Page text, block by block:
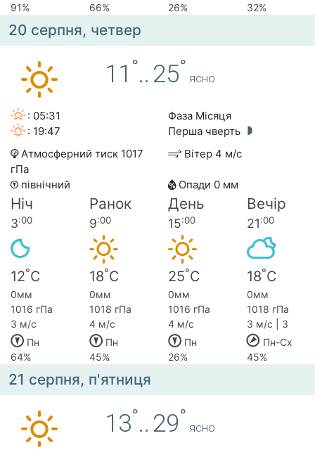
91%
66% 26% 32%
20 серпня, четвер
11 °.. 25°
ясно
: 05:31
: 19:47
Фаза Місяця
Перша чверть
Атмосферний тиск 1017
гПа
Вітер 4 м/с
північний Опади 0 мм
Ніч Ранок День Вечір
3:00 9:00 15:00 21:00
12°C 18°C 25°C 18°C
0мм 0мм 0мм
0мм
1016 гПа
1018 гПа 1016 гПа
1018 гПа
3 м/с
4 м/с 4 м/с
3 м/с | 3
Пн
Пн Пн
Пн-Сх
64%
45% 26% 45%
21 серпня, п'ятниця
13°.. 29°
ясно